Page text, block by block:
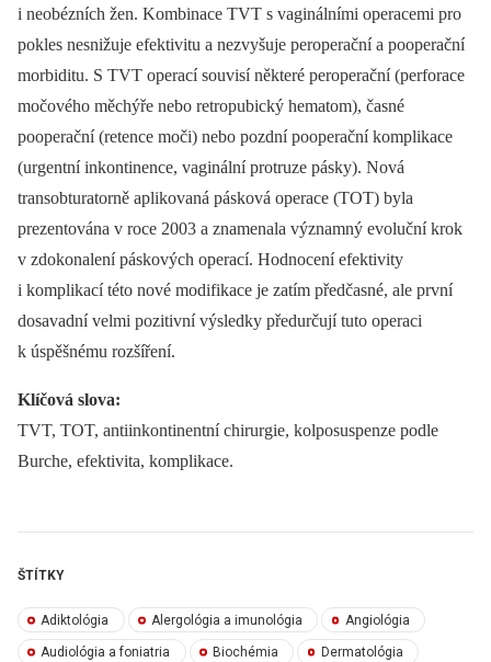
i neobézních žen. Kombinace TVT s vaginálními operacemi pro
pokles nesnižuje efektivitu a nezvyšuje peroperační a pooperační
morbiditu. S TVT operací souvisí některé peroperační (perforace
močového měchýře nebo retropubický hematom), časné
pooperační (retence moči) nebo pozdní pooperační komplikace
(urgentní inkontinence, vaginální protruze pásky). Nová
transobturatorně aplikovaná pásková operace (TOT) byla
prezentována v roce 2003 a znamenala významný evoluční krok
v zdokonalení páskových operací. Hodnocení efektivity
i komplikací této nové modifikace je zatím předčasné, ale první
dosavadní velmi pozitivní výsledky předurčují tuto operaci
k úspěšnému rozšíření.
Klíčová slova:
TVT, TOT, antiinkontinentní chirurgie, kolposuspenze podle
Burche, efektivita, komplikace.
ŠTÍTKY
Adiktológia Alergológia a imunológia Angiológia
Audiológia a foniatria Biochémia Dermatológia